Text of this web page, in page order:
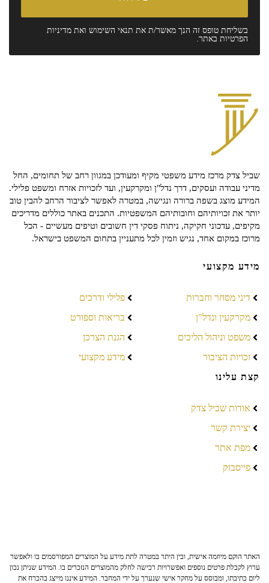
בשליחת טופס זה הנך מאשר/ת את תנאי השימוש ואת מדיניות
הפרטיות באתר.
שביל צדק מרכז מידע משפטי מקיף ומעודכן במגוון רחב של תחומים, החל
מדיני עבודה ועסקים, דרך נדל"ן ומקרקעין, ועד לזכויות אזרח ומשפט פלילי.
המידע מוצג בשפה ברורה ונגישה, במטרה לאפשר לציבור הרחב להבין טוב
יותר את זכויותיהם וחובותיהם המשפטיות. התכנים באתר כוללים מדריכים
מקיפים, עדכוני חקיקה, ניתוח פסקי דין חשובים וטיפים מעשיים - הכל
מרוכז במקום אחד, נגיש וזמין לכל מתעניין בתחום המשפט בישראל.
מידע מקצועי
דיני מסחר וחברות
מקרקעין ונדל"ן
משפט וניהול הליכים
זכויות הציבור
פלילי ודרכים
בריאות וספורט
הגנת הצרכן
מידע מקצועי
קצת עלינו
אודות שביל צדק
יצירת קשר
מפת אתר
פייסבוק
האתר הוקם מיוזמה אישית, ובין היתר במטרה לתת מידע על המוצרים המפורסמים בו ולאפשר
ערוץ לקבלת פרטים נוספים ואפשרויות רכישה לחלק מהמוצרים הנזכרים בו. המידע שניתן נכון
ליום כתיבתו, ומבוסס על מחקר אישי שנערך על ידי המחבר. המידע איננו מייצג בהכרח את